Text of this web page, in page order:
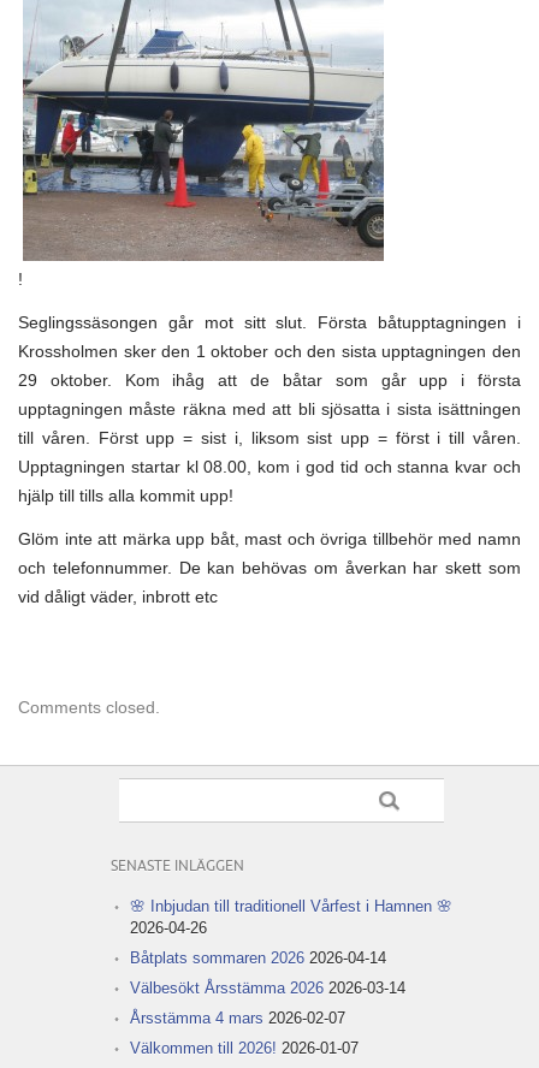
!
Seglingssäsongen går mot sitt slut. Första båtupptagningen i
Krossholmen sker den 1 oktober och den sista upptagningen den
29 oktober. Kom ihåg att de båtar som går upp i första
upptagningen måste räkna med att bli sjösatta i sista isättningen
till våren. Först upp = sist i, liksom sist upp = först i till våren.
Upptagningen startar kl 08.00, kom i god tid och stanna kvar och
hjälp till tills alla kommit upp!
Glöm inte att märka upp båt, mast och övriga tillbehör med namn
och telefonnummer. De kan behövas om åverkan har skett som
vid dåligt väder, inbrott etc
Comments closed.
SENASTE INLÄGGEN
🌸 Inbjudan till traditionell Vårfest i Hamnen 🌸
2026-04-26
Båtplats sommaren 2026 2026-04-14
Välbesökt Årsstämma 2026 2026-03-14
Årsstämma 4 mars 2026-02-07
Välkommen till 2026! 2026-01-07